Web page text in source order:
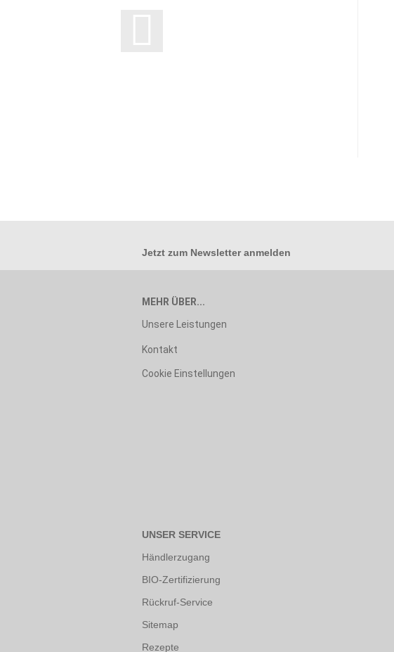
Jetzt zum Newsletter anmelden
MEHR ÜBER...
Unsere Leistungen
Kontakt
Cookie Einstellungen
UNSER SERVICE
Händlerzugang
BIO-Zertifizierung
Rückruf-Service
Sitemap
Rezepte